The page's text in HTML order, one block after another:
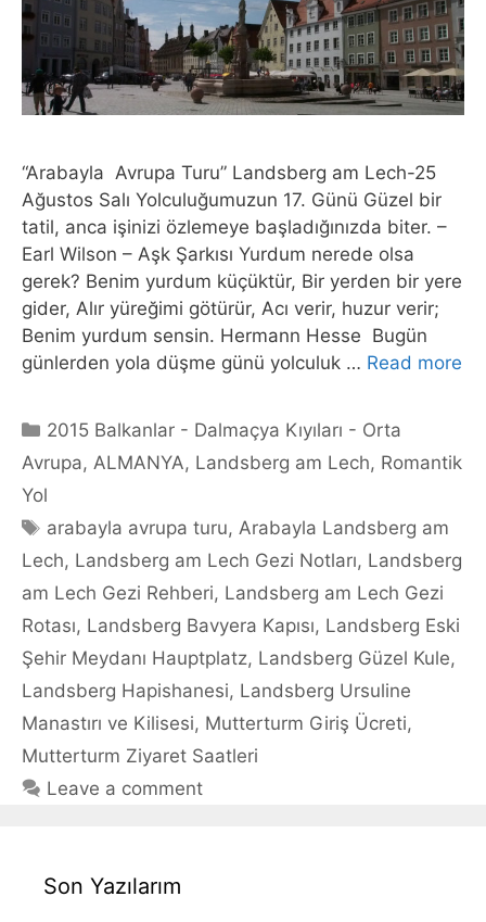
“Arabayla Avrupa Turu” Landsberg am Lech-25
Ağustos Salı Yolculuğumuzun 17. Günü Güzel bir
tatil, anca işinizi özlemeye başladığınızda biter. –
Earl Wilson – Aşk Şarkısı Yurdum nerede olsa
gerek? Benim yurdum küçüktür, Bir yerden bir yere
gider, Alır yüreğimi götürür, Acı verir, huzur verir;
Benim yurdum sensin. Hermann Hesse Bugün
günlerden yola düşme günü yolculuk … Read more
Categories
2015 Balkanlar - Dalmaçya Kıyıları - Orta
Avrupa, ALMANYA, Landsberg am Lech, Romantik
Yol
Tags
arabayla avrupa turu, Arabayla Landsberg am
Lech, Landsberg am Lech Gezi Notları, Landsberg
am Lech Gezi Rehberi, Landsberg am Lech Gezi
Rotası, Landsberg Bavyera Kapısı, Landsberg Eski
Şehir Meydanı Hauptplatz, Landsberg Güzel Kule,
Landsberg Hapishanesi, Landsberg Ursuline
Manastırı ve Kilisesi, Mutterturm Giriş Ücreti,
Mutterturm Ziyaret Saatleri
Leave a comment
Son Yazılarım